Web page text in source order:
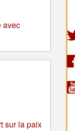
avec
sur la paix